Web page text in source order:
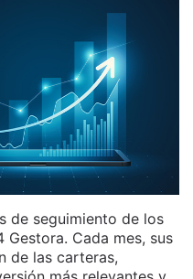
de seguimiento de los
Cada mes, sus
de las carteras,